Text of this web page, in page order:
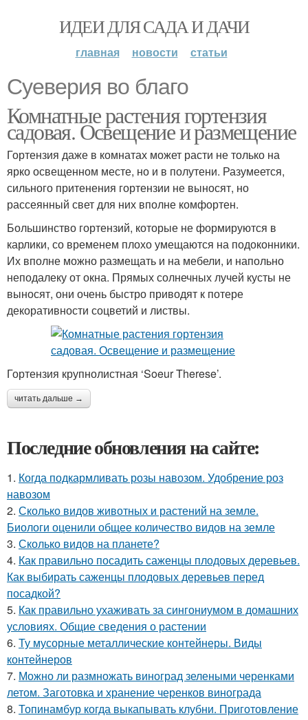
ИДЕИ ДЛЯ САДА И ДАЧИ
главная новости статьи
Суеверия во благо
Комнатные растения гортензия
садовая. Освещение и размещение
Гортензия даже в комнатах может расти не только на
ярко освещенном месте, но и в полутени. Разумеется,
сильного притенения гортензии не выносят, но
рассеянный свет для них вполне комфортен.
Большинство гортензий, которые не формируются в
карлики, со временем плохо умещаются на подоконники.
Их вполне можно размещать и на мебели, и напольно
неподалеку от окна. Прямых солнечных лучей кусты не
выносят, они очень быстро приводят к потере
декоративности соцветий и листвы.
Гортензия крупнолистная ‘Soeur Therese’.
читать дальше →
Последние обновления на сайте:
1. Когда подкармливать розы навозом. Удобрение роз
навозом
2. Сколько видов животных и растений на земле.
Биологи оценили общее количество видов на земле
3. Сколько видов на планете?
4. Как правильно посадить саженцы плодовых деревьев.
Как выбирать саженцы плодовых деревьев перед
посадкой?
5. Как правильно ухаживать за сингониумом в домашних
условиях. Общие сведения о растении
6. Ту мусорные металлические контейнеры. Виды
контейнеров
7. Можно ли размножать виноград зелеными черенками
летом. Заготовка и хранение черенков винограда
8. Топинамбур когда выкапывать клубни. Приготовление